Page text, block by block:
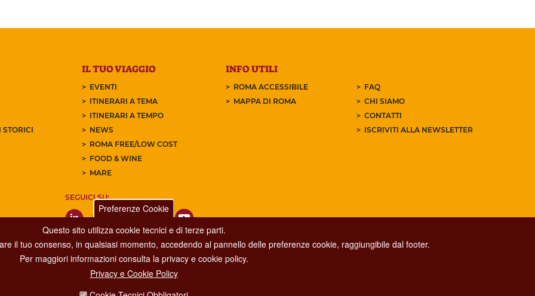
STORICI
IL TUO VIAGGIO
EVENTI
ITINERARI A TEMA
ITINERARI A TEMPO
NEWS
ROMA FREE/LOW COST
FOOD & WINE
MARE
INFO UTILI
ROMA ACCESSIBILE
MAPPA DI ROMA
FAQ
CHI SIAMO
CONTATTI
ISCRIVITI ALLA NEWSLETTER
SEGUICI SU:
Dipartimento Grandi Eventi, Sport, Turismo e Moda.
Preferenze Cookie
Questo sito utilizza cookie tecnici e di terze parti.
il tuo consenso, in qualsiasi momento, accedendo al pannello delle preferenze cookie, raggiungibile dal footer.
Per maggiori informazioni consulta la privacy e cookie policy.
Privacy e Cookie Policy